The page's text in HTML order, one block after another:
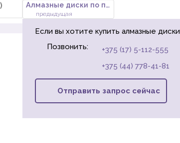
Алмазные диски по пластику, ст
предыдущая
Если вы хотите купить алмазные
Позвонить:
+375 (17) 5-112-555
+375 (44) 778-41-81
Отправить запрос сейчас